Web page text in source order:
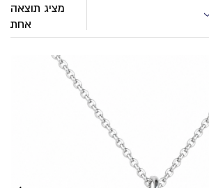
מציג תוצאה
אחת